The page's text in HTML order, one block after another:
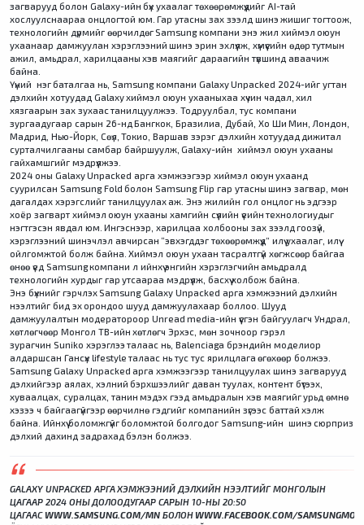
загварууд болон Galaxy-ийн бүх ухаалаг төхөөрөмжүүдийг AI-тай
хослуулснаараа онцлогтой юм. Гар утасны зах зээлд шинэ жишиг тогтоож,
технологийн дүрмийг өөрчилдөг Samsung компани энэ жил хиймэл оюун
ухаанаар дамжуулан хэрэглээний шинэ эрин эхлүүлж, хүмүүсийн өдөр тутмын
ажил, амьдрал, харилцааны хэв маягийг дараагийн түвшинд аваачиж
байна.
Үүний нэг баталгаа нь, Samsung компани Galaxy Unpacked 2024-ийг угтан
дэлхийн хотуудад Galaxy хиймэл оюун ухааныхаа хүчин чадал, хил
хязгаарын зах зухаас танилцуулжээ. Тодруулбал, тус компани
зургаадугаар сарын 26-нд Бангкок, Бразилиа, Дубай, Хо Ши Мин, Лондон,
Мадрид, Нью-Йорк, Сөүл, Токио, Варшав зэрэг дэлхийн хотуудад дижитал
сурталчилгааны самбар байршуулж, Galaxy-ийн хиймэл оюун ухааны
гайхамшгийг мэдрүүлжээ.
2024 оны Galaxy Unpacked арга хэмжээгээр хиймэл оюун ухаанд
суурилсан Samsung Fold болон Samsung Flip гар утасны шинэ загвар, мөн
дагалдах хэрэгслийг танилцуулах аж. Энэ жилийн гол онцлог нь эдгээр
хоёр загварт хиймэл оюун ухааны хамгийн сүүлийн үеийн технологиудыг
нэгтгэсэн явдал юм. Ингэснээр, харилцаа холбооны зах зээлд гоозүй,
хэрэглээний шинэчлэл авчирсан “эвхэгддэг төхөөрөмжүүд” илүү ухаалаг, илүү
ойлгомжтой болж байна. Хиймэл оюун ухаан тасралтгүй хөгжсөөр байгаа
өнөө үед Samsung компани л ийнхүү энгийн хэрэглэгчийн амьдралд
технологийн хурдыг гар утсаараа мэдрүүлж, басхүү холбож байна.
Энэ бүхнийг гэрчлэх Samsung Galaxy Unpacked арга хэмжээний дэлхийн
нээлтийг бид эх орондоо шууд дамжуулахаар боллоо. Шууд
дамжуулалтын модератороор Unread media-ийн үүсгэн байгуулагч Ундрал,
хөтлөгчөөр Монгол ТВ-ийн хөтлөгч Эрхэс, мөн зочноор гэрэл
зурагчин Suniko хэрэглээ талаас нь, Balenciaga брэндийн моделиор
алдаршсан Гансүх lifestyle талаас нь тус тус ярилцлага өгөхөөр болжээ.
Samsung Galaxy Unpacked арга хэмжээгээр танилцуулах шинэ загварууд
дэлхийгээр аялах, хэлний бэрхшээлийг даван туулах, контент бүтээх,
хуваалцах, суралцах, танин мэдэх гээд амьдралын хэв маягийг урьд өмнө
хэзээ ч байгаагүйгээр өөрчилнө гэдгийг компанийн зүгээс баттай хэлж
байна. Ийнхүү боломжгүйг боломжтой болгодог Samsung-ийн шинэ сюрприз
дэлхий дахинд задрахад бэлэн болжээ.
GALAXY UNPACKED АРГА ХЭМЖЭЭНИЙ ДЭЛХИЙН НЭЭЛТИЙГ МОНГОЛЫН
ЦАГААР 2024 ОНЫ ДОЛООДУГААР САРЫН 10-НЫ 20:50
ЦАГААСWWW.SAMSUNG.COM/MNБОЛОНWWW.FACEBOOK.COM/